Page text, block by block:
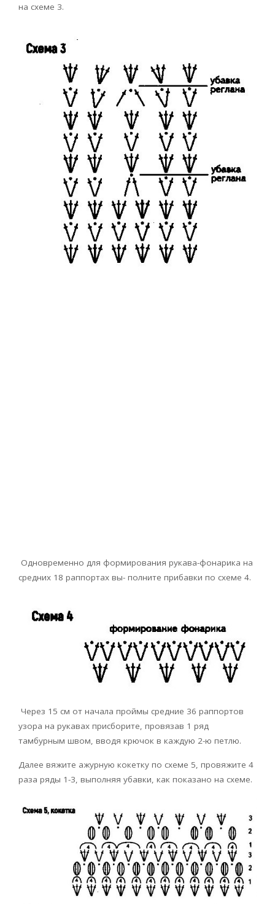
на схеме 3.
Одновременно для формирования рукава-фонарика на
средних 18 раппортах вы- полните прибавки по схеме 4.
Через 15 см от начала проймы средние 36 раппортов
узора на рукавах присборите, провязав 1 ряд
тамбурным швом, вводя крючок в каждую 2-ю петлю.
Далее вяжите ажурную кокетку по схеме 5, провяжите 4
раза ряды 1-3, выполняя убавки, как показано на схеме.